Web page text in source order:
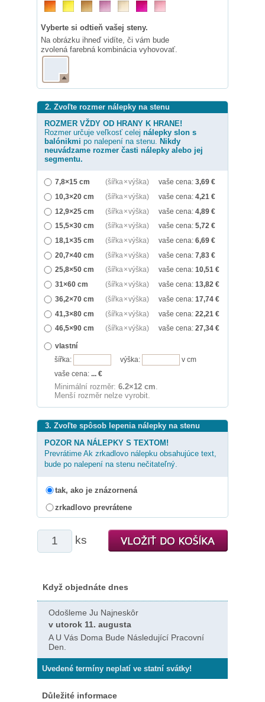
Vyberte si odtieň vašej steny.
Na obrázku ihneď vidíte, či vám bude
zvolená farebná kombinácia vyhovovať.
2. Zvoľte rozmer nálepky na stenu
ROZMER VŽDY OD HRANY K HRANE!
Rozmer určuje veľkosť celej nálepky slon s
balónikmi po nalepení na stenu. Nikdy
neuvádzame rozmer časti nálepky alebo jej
segmentu.
7,8×15 cm (šířka × výška) vaše cena: 3,69 €
10,3×20 cm
(šířka × výška) vaše cena: 4,21 €
12,9×25 cm
(šířka × výška) vaše cena: 4,89 €
15,5×30 cm
(šířka × výška) vaše cena: 5,72 €
18,1×35 cm
(šířka × výška) vaše cena: 6,69 €
20,7×40 cm
(šířka × výška) vaše cena: 7,83 €
25,8×50 cm
(šířka × výška) vaše cena: 10,51 €
31×60 cm
(šířka × výška) vaše cena: 13,82 €
36,2×70 cm
(šířka × výška) vaše cena: 17,74 €
41,3×80 cm
(šířka × výška) vaše cena: 22,21 €
46,5×90 cm
(šířka × výška) vaše cena: 27,34 €
vlastní
šířka:
výška:
v cm
vaše cena: ... €
Minimální rozměr: 6.2×12 cm
Menší rozměr nelze vyrobit.
3. Zvoľte spôsob lepenia nálepky na stenu
POZOR NA NÁLEPKY S TEXTOM!
Prevrátime Ak zrkadlovo nálepku obsahujúce text,
bude po nalepení na stenu nečitateľný.
tak, ako je znázornená
zrkadlovo prevrátene
ks
Když objednáte dnes
Odošleme Ju Najneskôr
v utorok 11. augusta
A U Vás Doma Bude Následující Pracovní
Den.
Uvedené termíny neplatí ve statní svátky!
Důležité informace